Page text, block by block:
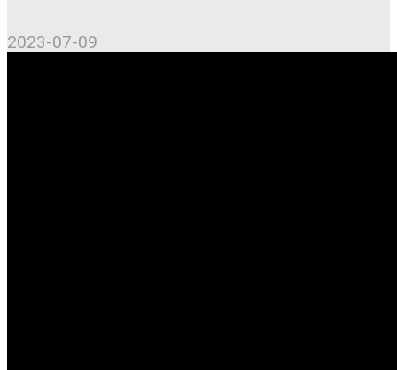
2023-07-09